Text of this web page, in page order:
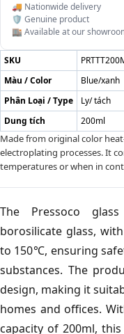
🚚 Nationwide delivery
🛡️ Genuine product
🏬 Available at our
SKU
Màu / Color
Blue/xanh
Phân Loại / Type
Ly/ tách
Dung tích
200ml
Made from original color
electroplating processes. It
temperatures or when in
The Pressoco
borosilicate glass,
to 150℃, ensuring
substances. The
design, making it
homes and offices.
capacity of 200ml,